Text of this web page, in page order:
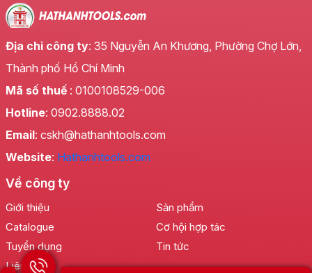
Địa chỉ công ty: 35 Nguyễn An Khương, Phường Chợ Lớn,
Thành phố Hồ Chí Minh
Mã số thuế : 0100108529-006
Hotline: 0902.8888.02
Email: cskh@hathanhtools.com
Website: Hathanhtools.com
Về công ty
Giới thiệu
Sản phẩm
Catalogue
Cơ hội hợp tác
Tuyển dụng
Tin tức
Liên hệ